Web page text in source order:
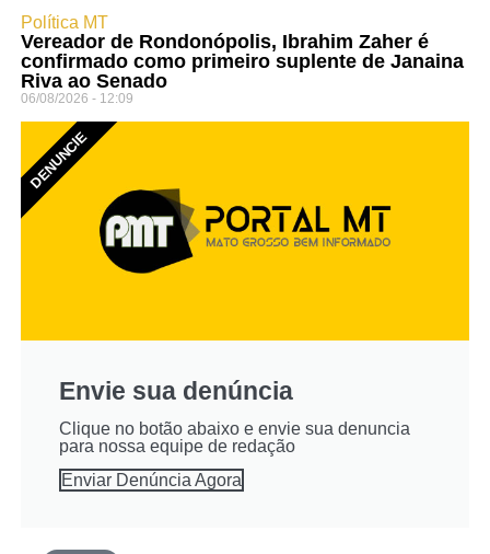
Política MT
Vereador de Rondonópolis, Ibrahim Zaher é
confirmado como primeiro suplente de Janaina
Riva ao Senado
06/08/2026 - 12:09
Envie sua denúncia
Clique no botão abaixo e envie sua denuncia
para nossa equipe de redação
Enviar Denúncia Agora
DENUNCIE